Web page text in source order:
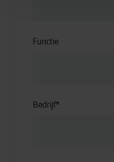
Functie
Bedrijf*